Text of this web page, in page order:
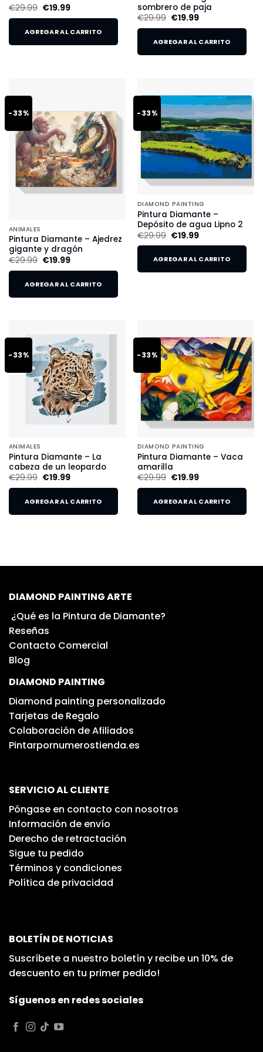
€29.99 €19.99
AGREGAR AL CARRITO
sombrero de paja
€29.99 €19.99
AGREGAR AL CARRITO
-33%
ANIMALES
Pintura Diamante – Ajedrez
gigante y dragón
€29.99 €19.99
AGREGAR AL CARRITO
-33%
DIAMOND PAINTING
Pintura Diamante –
Depósito de agua Lipno 2
€29.99 €19.99
AGREGAR AL CARRITO
-33%
ANIMALES
Pintura Diamante – La
cabeza de un leopardo
€29.99 €19.99
AGREGAR AL CARRITO
-33%
DIAMOND PAINTING
Pintura Diamante – Vaca
amarilla
€29.99 €19.99
AGREGAR AL CARRITO
DIAMOND PAINTING ARTE
¿Qué es la Pintura de Diamante?
Reseñas
Contacto Comercial
Blog
DIAMOND PAINTING
Diamond painting personalizado
Tarjetas de Regalo
Colaboración de Afiliados
Pintarpornumerostienda.es
SERVICIO AL CLIENTE
Póngase en contacto con nosotros
Información de envío
Derecho de retractación
Sigue tu pedido
Términos y condiciones
Política de privacidad
BOLETÍN DE NOTICIAS
Suscríbete a nuestro boletín y recibe un 10% de
descuento en tu primer pedido!
Síguenos en redes sociales